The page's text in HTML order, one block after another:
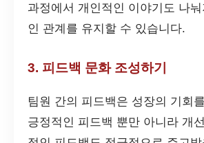
과정에서 개인적인 이야기도 나
인 관계를 유지할 수 있습니다.
3. 피드백 문화 조성하기
팀원 간의 피드백은 성장의 기회
긍정적인 피드백 뿐만 아니라 개